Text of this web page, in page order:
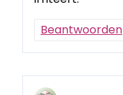
Beantwoorden